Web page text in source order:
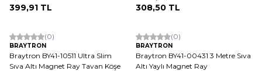
399,91 TL 308,50 TL
(0)
BRAYTRON
Braytron BY41-10511 Ultra Slim
Sıva Altı Magnet Ray Tavan Köşe
(0)
BRAYTRON
Braytron BY41-00431 3 Metre Sıva
Altı Yaylı Magnet Ray